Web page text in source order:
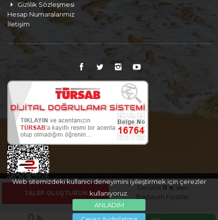
Gizlilik Sözleşmesi
Hesap Numaralarımız
İletişim
Web sitemizdeki kullanıcı deneyimini iyileştirmek için çerezler
kullanıyoruz.
ANLADIM
TALEP OLUŞTURUN
Gecelik 0 ₺'den
Başlayan Fiyatlar